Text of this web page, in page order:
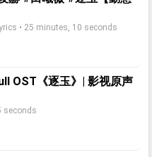
• 25 minutes, 10 seconds
OST《逐玉》| 影视原声
seconds